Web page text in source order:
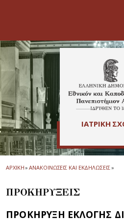
ΙΑΤΡΙΚΗ
ΑΡΧΙΚΗ» ΑΝΑΚΟΙΝΩΣΕΙΣ ΚΑΙ ΕΚΔΗΛΩΣΕΙΣ»
ΠΡΟΚΗΡΥΞΕΙΣ
ΠΡΟΚΗΡΥΞΗ ΕΚΛΟΓΗΣ